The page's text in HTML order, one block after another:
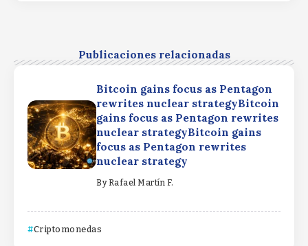
Publicaciones relacionadas
Bitcoin gains focus as Pentagon
rewrites nuclear strategyBitcoin
gains focus as Pentagon rewrites
nuclear strategyBitcoin gains
focus as Pentagon rewrites
nuclear strategy
By Rafael Martín F.
Criptomonedas